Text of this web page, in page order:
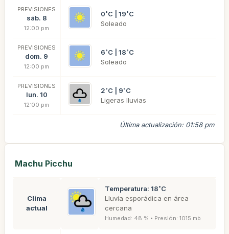
PREVISIONES
sáb. 8
12:00 pm
0˚C | 19˚C
Soleado
PREVISIONES
dom. 9
12:00 pm
6˚C | 18˚C
Soleado
PREVISIONES
lun. 10
12:00 pm
2˚C | 9˚C
Ligeras lluvias
Última actualización: 01:58 pm
Machu Picchu
Clima
actual
Temperatura: 18˚C
Lluvia esporádica en área
cercana
Humedad: 48 % • Presión: 1015 mb